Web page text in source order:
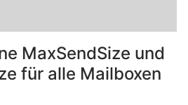
MaxSendSize und
für alle Mailboxen